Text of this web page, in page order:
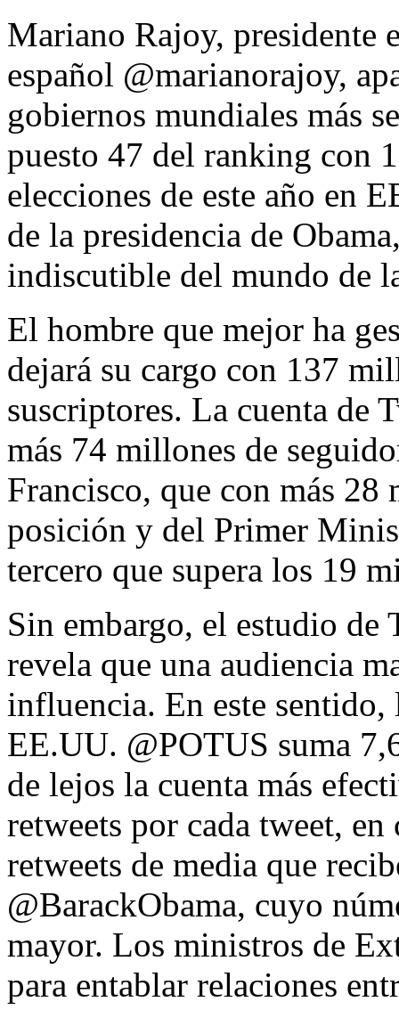
Mariano Rajoy, presidente
español @marianorajoy,
gobiernos mundiales más
puesto 47 del ranking con
elecciones de este año en
de la presidencia de
indiscutible del mundo de
El hombre que mejor ha
dejará su cargo con 137
suscriptores. La cuenta de
más 74 millones de
Francisco, que con más 28
posición y del Primer
tercero que supera los 19
Sin embargo, el estudio
revela que una audiencia
influencia. En este
EE.UU. @POTUS suma
de lejos la cuenta más
retweets por cada tweet,
retweets de media que
@BarackObama, cuyo
mayor. Los ministros de
para entablar relaciones